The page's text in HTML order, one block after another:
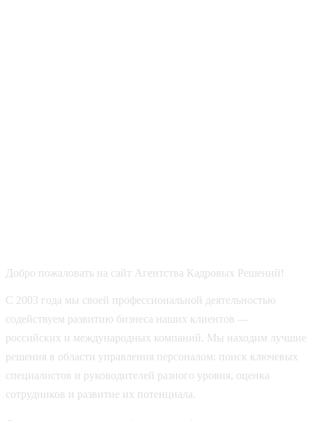
Добро пожаловать на сайт Агентства Кадровых Решений!
С 2003 года мы своей профессиональной деятельностью
содействуем развитию бизнеса наших клиентов —
российских и международных компаний. Мы находим лучшие
решения в области управления персоналом: поиск ключевых
специалистов и руководителей разного уровня, оценка
сотрудников и развитие их потенциала.